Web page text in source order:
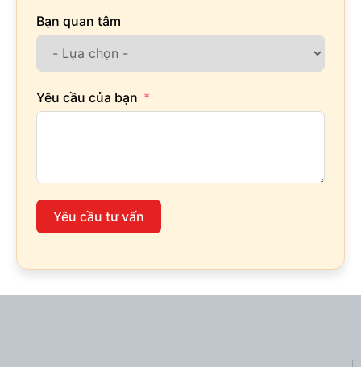
Bạn quan tâm
Yêu cầu của bạn
Yêu cầu tư vấn